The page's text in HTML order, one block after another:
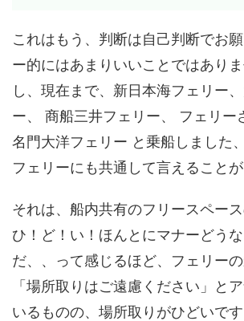
これはもう、判断は自己判断でお
ー的にはあまりいいことではあり
し、現在まで、新日本海フェリー
ー、 商船三井フェリー、 フェリー
名門大洋フェリー と乗船しました
フェリーにも共通して言えることが
それは、船内共有のフリースペー
ひ！ど！い！ ほんとにマナーどう
だ、、って感じるほど、フェリー
「場所取りはご遠慮ください」と
いるものの、場所取りがひどいです